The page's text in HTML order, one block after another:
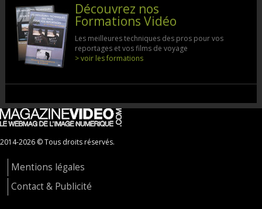
Découvrez nos
Formations Vidéo
Les meilleures techniques des pros pour vos
reportages et vos films de voyage
> voir les formations
2014-2026 © Tous droits réservés.
Mentions légales
Contact & Publicité